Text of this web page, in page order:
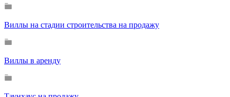
Виллы на стадии строительства на продажу
Виллы в аренду